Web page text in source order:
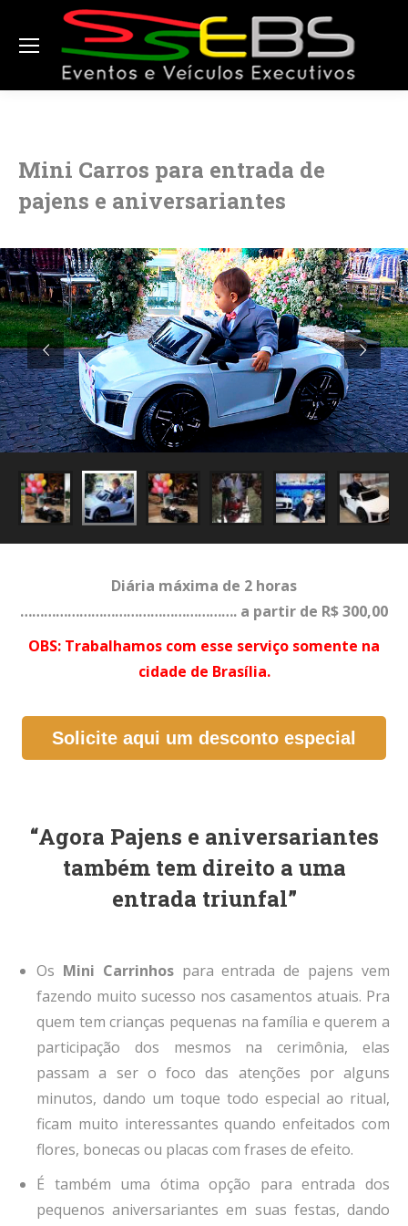
Mini Carros para entrada de
pajens e aniversariantes
Diária máxima de 2 horas
………………………………………………. a partir de R$ 300,00
OBS: Trabalhamos com esse serviço somente na
cidade de Brasília.
Solicite aqui um desconto especial
“Agora Pajens e aniversariantes
também tem direito a uma
entrada triunfal”
Os Mini Carrinhos para entrada de pajens vem
fazendo muito sucesso nos casamentos atuais. Pra
quem tem crianças pequenas na família e querem a
participação dos mesmos na cerimônia, elas
passam a ser o foco das atenções por alguns
minutos, dando um toque todo especial ao ritual,
ficam muito interessantes quando enfeitados com
flores, bonecas ou placas com frases de efeito.
É também uma ótima opção para entrada dos
pequenos aniversariantes em suas festas, dando